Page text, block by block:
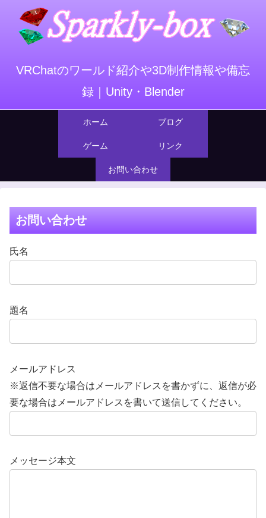
VRChatのワールド紹介や3D制作情報や備忘
録｜Unity・Blender
ホーム ブログ
ゲーム リンク
お問い合わせ
お問い合わせ
氏名
題名
メールアドレス
※返信不要な場合はメールアドレスを書かずに、返信が必
要な場合はメールアドレスを書いて送信してください。
メッセージ本文